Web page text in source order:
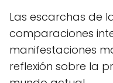
Las escarchas de
comparaciones
manifestaciones
reflexión sobre la